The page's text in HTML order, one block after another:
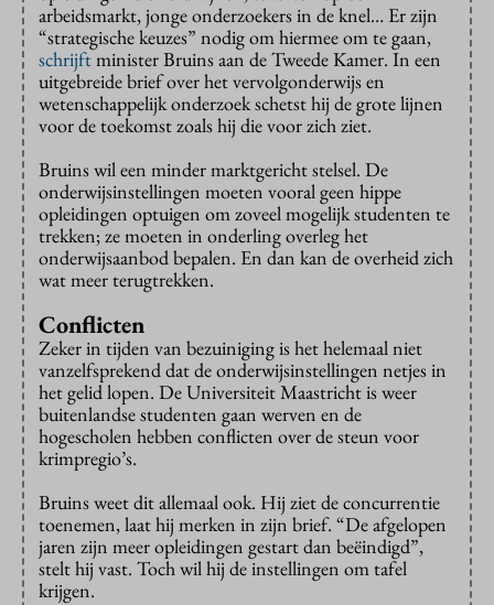
arbeidsmarkt, jonge onderzoekers in de knel… Er zijn
“strategische keuzes” nodig om hiermee om te gaan,
schrijftminister Bruins aan de Tweede Kamer. In een
uitgebreide brief over het vervolgonderwijs en
wetenschappelijk onderzoek schetst hij de grote lijnen
voor de toekomst zoals hij die voor zich ziet.
Bruins wil een minder marktgericht stelsel. De
onderwijsinstellingen moeten vooral geen hippe
opleidingen optuigen om zoveel mogelijk studenten te
trekken; ze moeten in onderling overleg het
onderwijsaanbod bepalen. En dan kan de overheid zich
wat meer terugtrekken.
Conflicten
Zeker in tijden van bezuiniging is het helemaal niet
vanzelfsprekend dat de onderwijsinstellingen netjes in
het gelid lopen. De Universiteit Maastricht is weer
buitenlandse studenten gaan werven en de
hogescholen hebben conflicten over de steun voor
krimpregio’s.
Bruins weet dit allemaal ook. Hij ziet de concurrentie
toenemen, laat hij merken in zijn brief. “De afgelopen
jaren zijn meer opleidingen gestart dan beëindigd”,
stelt hij vast. Toch wil hij de instellingen om tafel
krijgen.